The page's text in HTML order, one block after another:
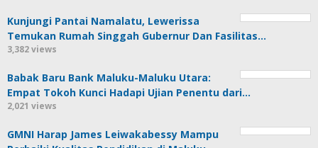
Kunjungi Pantai Namalatu, Lewerissa
Temukan Rumah Singgah Gubernur Dan Fasilitas…
3,382 views
Babak Baru Bank Maluku-Maluku Utara:
Empat Tokoh Kunci Hadapi Ujian Penentu dari…
2,021 views
GMNI Harap James Leiwakabessy Mampu